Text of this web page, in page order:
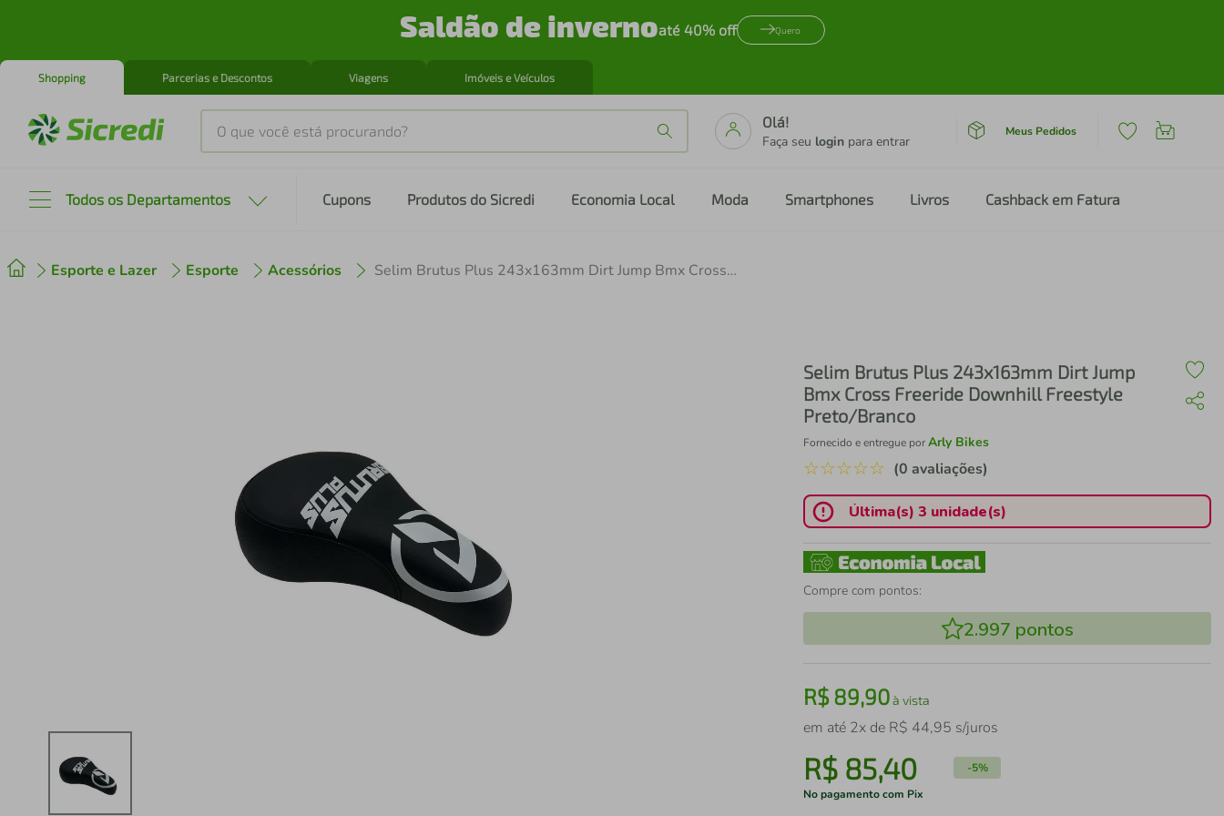
Saldão de invernoaté 40% off Quero
Shopping Parcerias e Descontos Viagens Imóveis e Veículos
O que você está procurando?
Olá!
Faça seu login para entrar
Meus Pedidos
Todos os Departamentos Cupons Produtos do Sicredi Economia Local Moda Smartphones Livros Cashback em Fatura
Esporte e Lazer Esporte Acessórios Selim Brutus Plus 243x163mm Dirt Jump Bmx Cross Freeride Downhill Freestyle Preto/Branco
Selim Brutus Plus 243x163mm Dirt Jump
Bmx Cross Freeride Downhill Freestyle
Preto/Branco
Fornecido e entregue porArly Bikes
☆☆☆☆☆ (0 avaliações)
Última(s) 3 unidade(s)
Compre com pontos:
2.997 pontos
R$89,90à vista
em até 2x de R$ 44,95 s/juros
R$ 85,40 -5%
No pagamento com Pix
2 º cafeteira